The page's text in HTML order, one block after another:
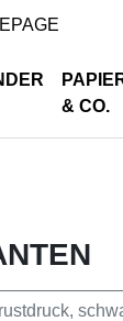
& CO.